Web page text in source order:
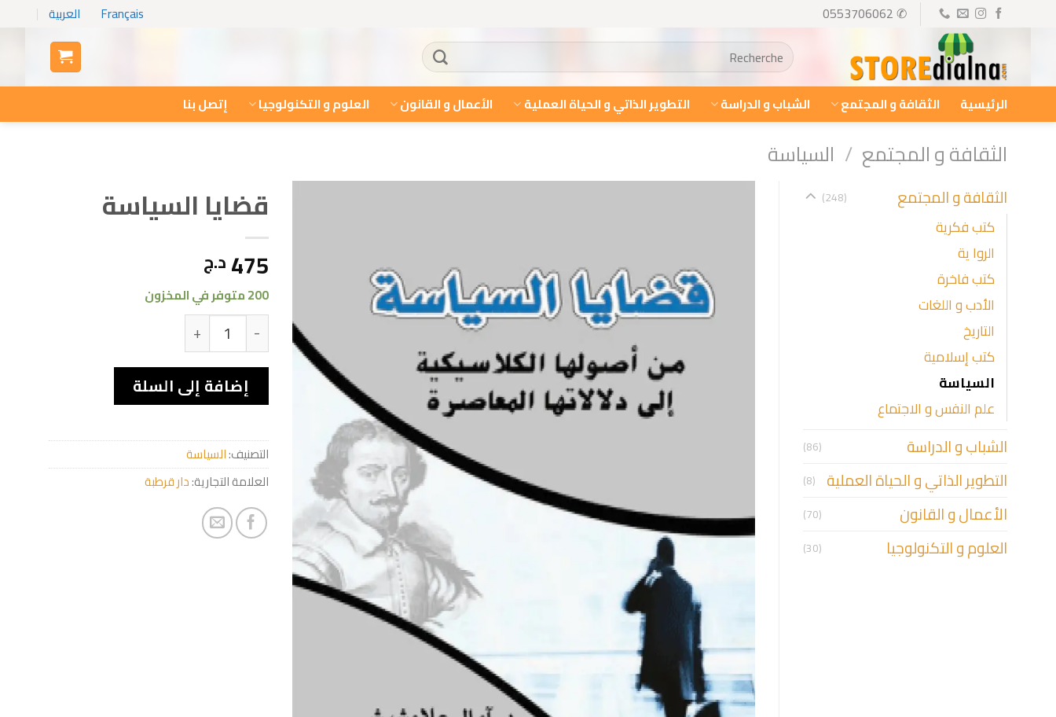
✆ 0553706062
Français العربية
البحث
عن:
الرئيسية الثقافة و المجتمع الشباب و الدراسة التطوير الذاتي و الحياة العملية الأعمال و القانون العلوم و التكنولوجيا إتصل بنا
الثقافة و المجتمع / السياسة
الثقافة و المجتمع (248)
كتب فكرية
الروا ية
كتب فاخرة
الأدب و اللغات
التاريخ
كتب إسلامية
السياسة
علم النفس و الاجتماع
الشباب و الدراسة (86)
التطوير الذاتي و الحياة العملية (8)
الأعمال و القانون (70)
العلوم و التكنولوجيا (30)
قضايا السياسة
475 د.ج
200 متوفر في المخزون
كمية قضايا السياسة
إضافة إلى السلة
التصنيف:السياسة
العلامة التجارية:دار قرطبة